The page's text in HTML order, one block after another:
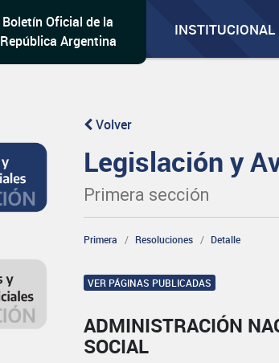
Boletín Oficial de la
República Argentina
INSTITUCIONAL
Volver
Legislación y
Primera sección
Primera Resoluciones Detalle
VER PÁGINAS PUBLICADAS
ADMINISTRACIÓN
SOCIAL